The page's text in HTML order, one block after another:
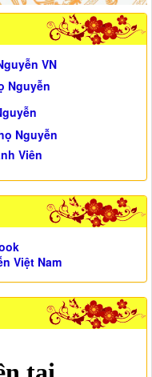
VN
Nguyễn
Nguyễn
Viên
Việt Nam